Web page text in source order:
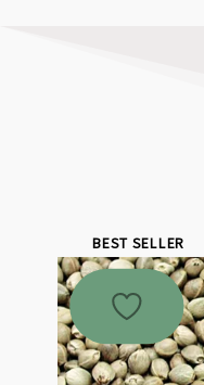
BEST SELLER